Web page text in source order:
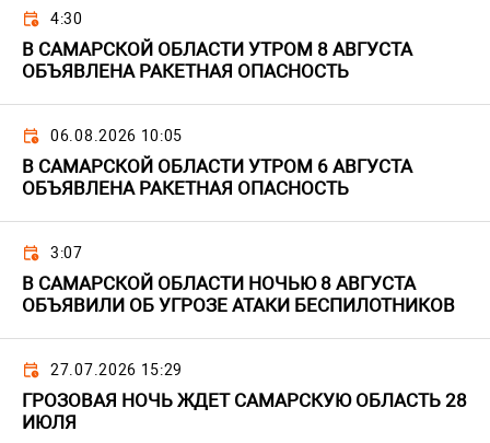
4:30
В САМАРСКОЙ ОБЛАСТИ УТРОМ 8 АВГУСТА
ОБЪЯВЛЕНА РАКЕТНАЯ ОПАСНОСТЬ
06.08.2026 10:05
В САМАРСКОЙ ОБЛАСТИ УТРОМ 6 АВГУСТА
ОБЪЯВЛЕНА РАКЕТНАЯ ОПАСНОСТЬ
3:07
В САМАРСКОЙ ОБЛАСТИ НОЧЬЮ 8 АВГУСТА
ОБЪЯВИЛИ ОБ УГРОЗЕ АТАКИ БЕСПИЛОТНИКОВ
27.07.2026 15:29
ГРОЗОВАЯ НОЧЬ ЖДЕТ САМАРСКУЮ ОБЛАСТЬ 28
ИЮЛЯ